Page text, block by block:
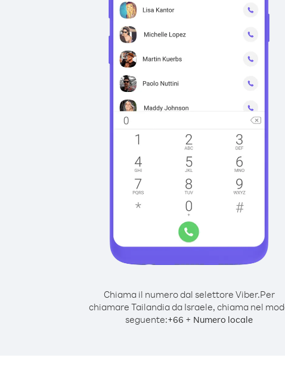
Chiama il numero dal selettore Viber.Per
chiamare Tailandia da Israele, chiama nel
seguente:+66 + Numero locale